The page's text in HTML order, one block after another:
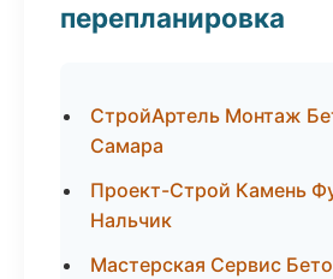
перепланировка
СтройАртель Монтаж
Самара
Проект-Строй Камень
Нальчик
Мастерская Сервис